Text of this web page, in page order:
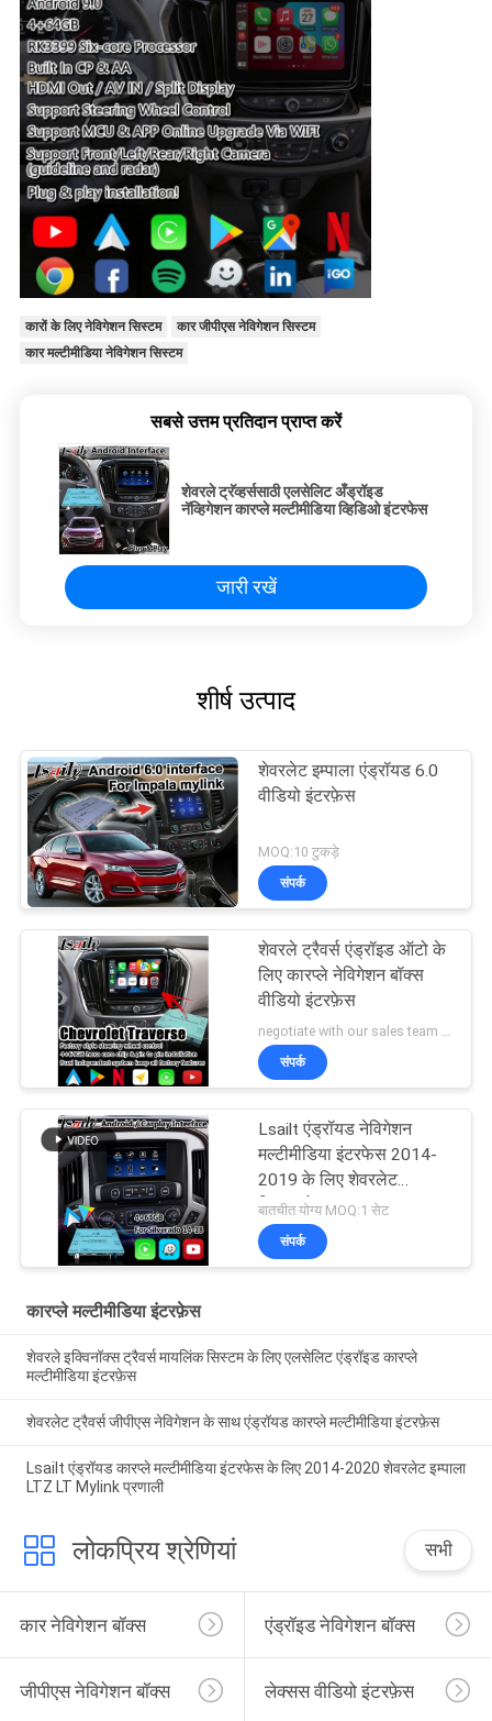
कारों के लिए नेविगेशन सिस्टम
कार जीपीएस नेविगेशन सिस्टम
कार मल्टीमीडिया नेविगेशन सिस्टम
सबसे उत्तम प्रतिदान प्राप्त करें
शेवरले ट्रॅव्हर्ससाठी एलसेलिट अँड्रॉइड
नॅव्हिगेशन कारप्ले मल्टीमीडिया व्हिडिओ इंटरफेस
जारी रखें
शीर्ष उत्पाद
शेवरलेट इम्पाला एंड्रॉयड 6.0
वीडियो इंटरफ़ेस
MOQ:10 टुकड़े
संपर्क
शेवरले ट्रैवर्स एंड्रॉइड ऑटो के
लिए कारप्ले नेविगेशन बॉक्स
वीडियो इंटरफ़ेस
संपर्क
Lsailt एंड्रॉयड नेविगेशन
मल्टीमीडिया इंटरफेस 2014-
2019 के लिए शेवरलेट
सिल्वरडो 1500 2500 3500
माइलिंक सिस्टम
बातचीत योग्य MOQ:1 सेट
संपर्क
कारप्ले मल्टीमीडिया इंटरफ़ेस
शेवरले इक्विनॉक्स ट्रैवर्स मायलिंक सिस्टम के लिए एलसेलिट एंड्रॉइड कारप्ले
मल्टीमीडिया इंटरफ़ेस
शेवरलेट ट्रैवर्स जीपीएस नेविगेशन के साथ एंड्रॉयड कारप्ले मल्टीमीडिया इंटरफ़ेस
Lsailt एंड्रॉयड कारप्ले मल्टीमीडिया इंटरफेस के लिए 2014-2020 शेवरलेट इम्पाला
LTZ LT Mylink प्रणाली
लोकप्रिय श्रेणियां सभी
कार नेविगेशन बॉक्स एंड्रॉइड नेविगेशन बॉक्स
जीपीएस नेविगेशन बॉक्स लेक्सस वीडियो इंटरफ़ेस